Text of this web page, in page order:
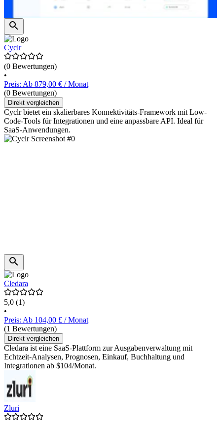
Cyclr
(0 Bewertungen)
•
Preis: Ab 879,00 € / Monat
(0 Bewertungen)
Direkt vergleichen
Cyclr bietet ein skalierbares Konnektivitäts-Framework mit Low-
Code-Tools für Integrationen und eine anpassbare API. Ideal für
SaaS-Anwendungen.
Cledara
5,0 (1)
•
Preis: Ab 104,00 £ / Monat
(1 Bewertungen)
Direkt vergleichen
Cledara ist eine SaaS-Plattform zur Ausgabenverwaltung mit
Echtzeit-Analysen, Prognosen, Einkauf, Buchhaltung und
Integrationen ab $104/Monat.
Zluri